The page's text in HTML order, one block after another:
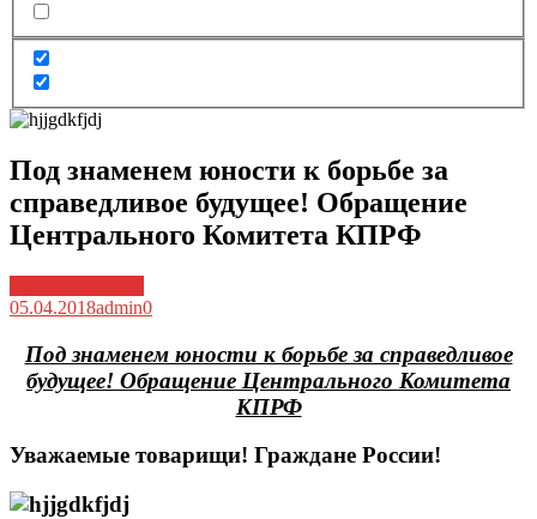
Под знаменем юности к борьбе за
справедливое будущее! Обращение
Центрального Комитета КПРФ
05.04.2018admin0
Под знаменем юности к борьбе за справедливое
будущее! Обращение Центрального Комитета
КПРФ
Уважаемые товарищи! Граждане России!